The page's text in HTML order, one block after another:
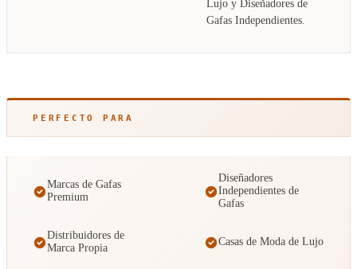
Lujo y Diseñadores de
Gafas Independientes.
PERFECTO PARA
Marcas de Gafas
Premium
Diseñadores
Independientes de
Gafas
Distribuidores de
Marca Propia
Casas de Moda de Lujo